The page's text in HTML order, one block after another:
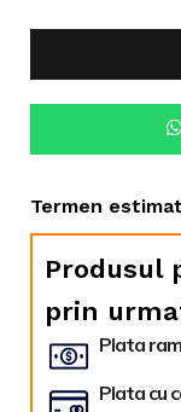
Termen
Produsul
prin
Plata
Plata cu